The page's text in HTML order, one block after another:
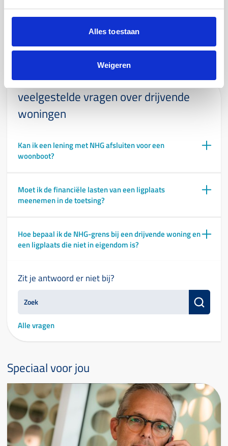
Alles toestaan
Weigeren
uitbreiding van NHG vanaf 2026? Doe onze woningquiz en test
veelgestelde vragen over drijvende
woningen
Kan ik een lening met NHG afsluiten voor een
woonboot?
Moet ik de financiële lasten van een ligplaats
meenemen in de toetsing?
Hoe bepaal ik de NHG-grens bij een drijvende woning en
een ligplaats die niet in eigendom is?
Zit je antwoord er niet bij?
Alle vragen
Speciaal voor jou